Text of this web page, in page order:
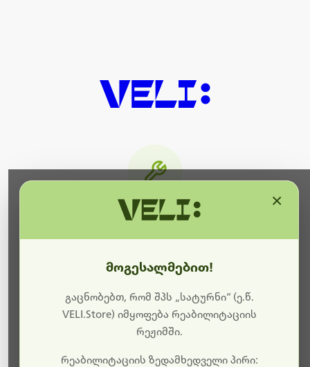
ბოდიშს გიხდით შეფერხებისთვის. ამჟამად
მიმდინარეობს საიტის განახლება და ტექნიკური
სამუშაოები.
მალე ისევ ხელმისაწვდომი იქნება. გმადლობთ
მოგესალმებით!
გაცნობებთ, რომ შპს „სატურნი“ (ე.წ.
VELI.Store) იმყოფება რეაბილიტაციის
რეჟიმში.
რეაბილიტაციის ზედამხედველი პირი:
×